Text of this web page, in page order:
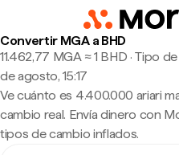
Convertir MGA a BHD
11.462,77 MGA ≈ 1 BHD · Tipo
de agosto, 15:17
Ve cuánto es 4.400.000 ariari
cambio real. Envía dinero con
tipos de cambio inflados.